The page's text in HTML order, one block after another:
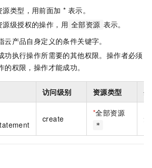
类型，用前面加 * 表示。
级授权的操作，用 全部资源 表示。
产品自身定义的条件关键字。
功执行操作所需要的其他权限。操作者必须
权限，操作才能成功。
访问级别 资源类型
create
*全部资源
*
无